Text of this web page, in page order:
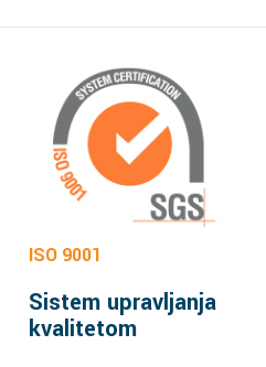
ISO 9001
Sistem upravljanja
kvalitetom